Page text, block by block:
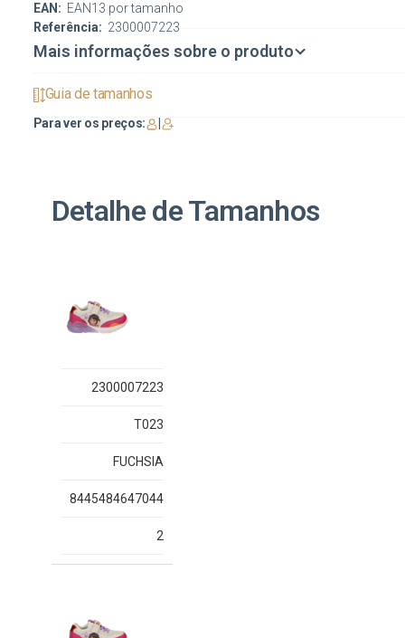
Referência: 2300007223
EAN: EAN13 por tamanho
Mais informações sobre o produto
Guia de tamanhos
Para ver os preços:
Detalhe de Tamanhos
2300007223
T023
FUCHSIA
8445484647044
2